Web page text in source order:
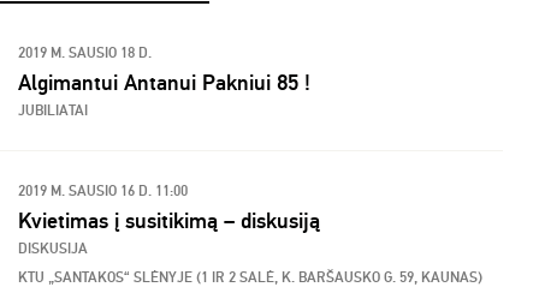
2019 M. SAUSIO 18 D.
Algimantui Antanui Pakniui 85 !
JUBILIATAI
2019 M. SAUSIO 16 D. 11:00
Kvietimas į susitikimą – diskusiją
DISKUSIJA
KTU „SANTAKOS“ SLĖNYJE (1 IR 2 SALĖ, K. BARŠAUSKO G. 59, KAUNAS)